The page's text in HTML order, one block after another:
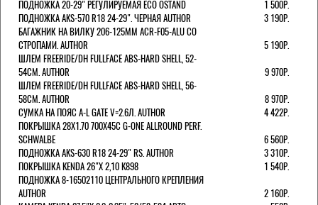
ПОДНОЖКА 20-29" РЕГУЛИРУЕМАЯ ECO OSTAND
1 500Р.
ПОДНОЖКА AKS-570 R18 24-29". ЧЕРНАЯ AUTHOR
3 190Р.
БАГАЖНИК НА ВИЛКУ 206-125ММ ACR-F05-ALU СО
СТРОПАМИ. AUTHOR
5 190Р.
ШЛЕМ FREERIDE/DH FULLFACE ABS-HARD SHELL, 52-
54СМ. AUTHOR
9 970Р.
ШЛЕМ FREERIDE/DH FULLFACE ABS-HARD SHELL, 56-
58СМ. AUTHOR
8 970Р.
СУМКА НА ПОЯС A-L GATE V=2.6Л. AUTHOR
4 422Р.
ПОКРЫШКА 28X1.70 700X45C G-ONE ALLROUND PERF.
SCHWALBE
6 560Р.
ПОДНОЖКА AKS-630 R18 24-29" RS. AUTHOR
3 310Р.
ПОКРЫШКА KENDA 26"Х 2,10 K898
1 540Р.
ПОДНОЖКА 8-16502110 ЦЕНТРАЛЬНОГО КРЕПЛЕНИЯ
AUTHOR
2 160Р.